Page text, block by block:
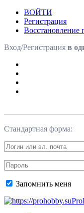
ВОЙТИ
Регистрация
Восстановление
Вход/Регистрация в
Стандартная форма:
Запомнить меня